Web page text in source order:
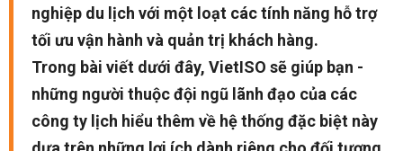
nghiệp du lịch với một loạt các tính năng hỗ trợ
tối ưu vận hành và quản trị khách hàng.
Trong bài viết dưới đây, VietISO sẽ giúp bạn -
những người thuộc đội ngũ lãnh đạo của các
công ty lịch hiểu thêm về hệ thống đặc biệt này